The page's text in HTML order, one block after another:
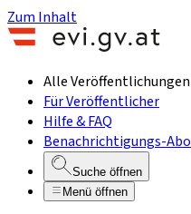
Zum Inhalt
Alle Veröffentlichungen
Für Veröffentlicher
Hilfe & FAQ
Benachrichtigungs-Abo
Suche öffnen
Menü öffnen